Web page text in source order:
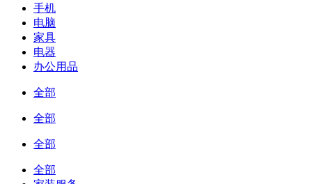
手机
电脑
家具
电器
办公用品
全部
全部
全部
全部